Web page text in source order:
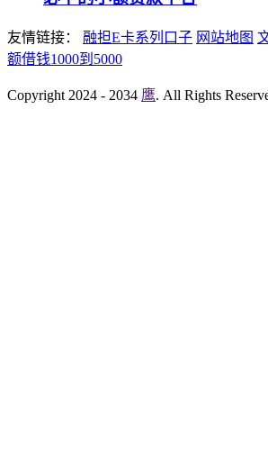
友情链接： 融担E卡系列口子 网站地图
额借钱1000到5000
Copyright 2024 - 2034 鹰. All Rights